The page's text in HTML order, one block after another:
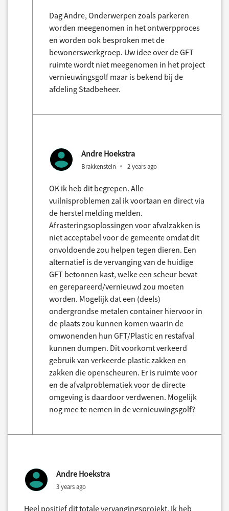
Dag Andre, Onderwerpen zoals parkeren
worden meegenomen in het ontwerpproces
en worden ook besproken met de
bewonerswerkgroep. Uw idee over de GFT
ruimte wordt niet meegenomen in het project
vernieuwingsgolf maar is bekend bij de
afdeling Stadbeheer.
Andre Hoekstra
Brakkenstein 2 years ago
OK ik heb dit begrepen. Alle
vuilnisproblemen zal ik voortaan en direct via
de herstel melding melden.
Afrasteringsoplossingen voor afvalzakken is
niet acceptabel voor de gemeente omdat dit
onvoldoende zou helpen tegen dieren. Een
alternatief is de vervanging van de huidige
GFT betonnen kast, welke een scheur bevat
en gerepareerd/vernieuwd zou moeten
worden. Mogelijk dat een (deels)
ondergrondse metalen container hiervoor in
de plaats zou kunnen komen waarin de
omwonenden hun GFT/Plastic en restafval
kunnen dumpen. Dit voorkomt verkeerd
gebruik van verkeerde plastic zakken en
zakken die openscheuren. Er is ruimte voor
en de afvalproblematiek voor de directe
omgeving is daardoor verdwenen. Mogelijk
nog mee te nemen in de vernieuwingsgolf?
Andre Hoekstra
3 years ago
Heel positief dit totale vervangingsprojekt. Ik heb